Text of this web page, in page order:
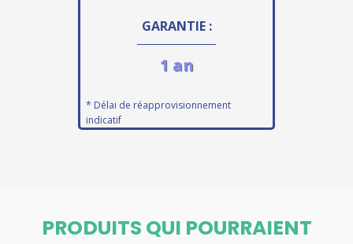
GARANTIE :
1 an
* Délai de réapprovisionnement
indicatif
PRODUITS QUI POURRAIENT